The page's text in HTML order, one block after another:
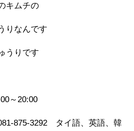
キムチの
りなんです
うりです
～20:00
875-3292 タイ語、英語、韓